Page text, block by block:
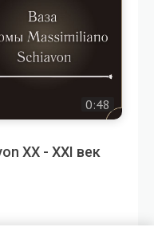
0:48
XX - XXI век